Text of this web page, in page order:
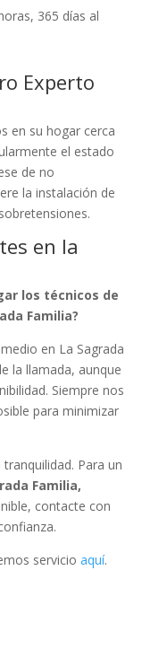
365 días al
Experto
en su hogar cerca
el estado
de no
la instalación de
en la
los técnicos de
Familia?
en La Sagrada
la llamada, aunque
Siempre nos
para minimizar
Para un
Familia,
contacte con
servicio aquí.